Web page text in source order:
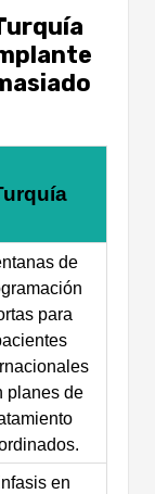
de
para
planes de
en